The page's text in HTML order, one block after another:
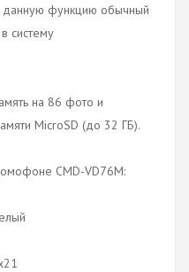
функцию обычный
систему
на 86 фото и
MicroSD (до 32 ГБ).
CMD-VD76M: